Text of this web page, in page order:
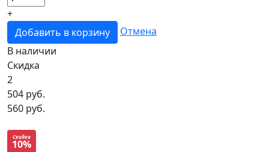
+
Добавить в корзину
Отмена
В наличии
Скидка
2
504 руб.
560 руб.
Скидка
10%